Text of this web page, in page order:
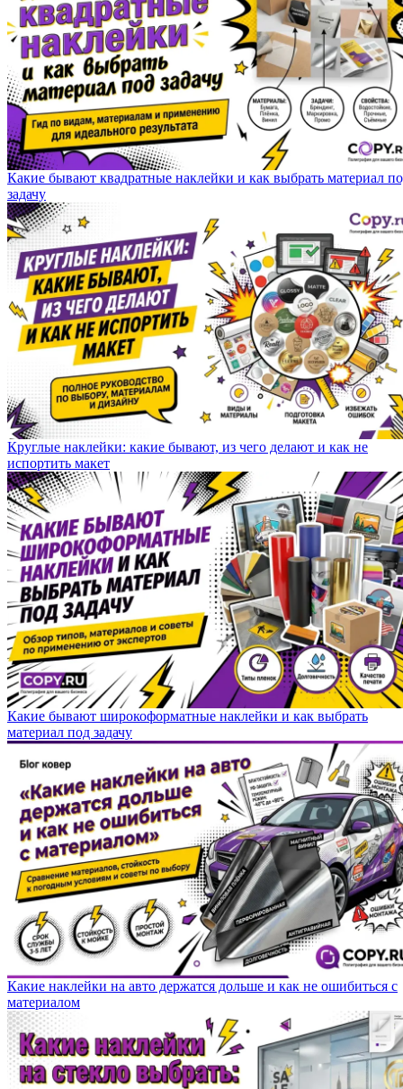
Какие бывают квадратные наклейки и как выбрать материал
задачу
Круглые наклейки: какие бывают, из чего делают и как не
испортить макет
Какие бывают широкоформатные наклейки и как выбрать
материал под задачу
Какие наклейки на авто держатся дольше и как не ошибиться с
материалом